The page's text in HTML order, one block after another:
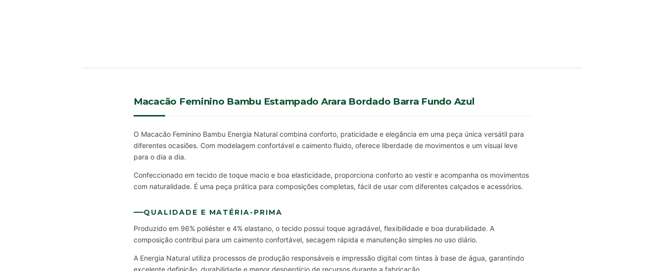
Macacão Feminino Bambu Estampado Arara Bordado Barra Fundo Azul
O Macacão Feminino Bambu Energia Natural combina conforto, praticidade e elegância em uma peça única versátil para
diferentes ocasiões. Com modelagem confortável e caimento fluido, oferece liberdade de movimentos e um visual leve
para o dia a dia.
Confeccionado em tecido de toque macio e boa elasticidade, proporciona conforto ao vestir e acompanha os movimentos
com naturalidade. É uma peça prática para composições completas, fácil de usar com diferentes calçados e acessórios.
QUALIDADE E MATÉRIA-PRIMA
Produzido em 96% poliéster e 4% elastano, o tecido possui toque agradável, flexibilidade e boa durabilidade. A
composição contribui para um caimento confortável, secagem rápida e manutenção simples no uso diário.
A Energia Natural utiliza processos de produção responsáveis e impressão digital com tintas à base de água, garantindo